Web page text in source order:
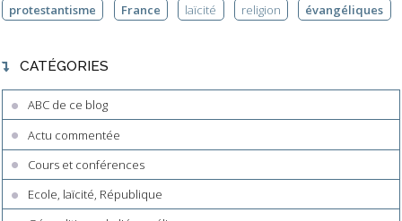
protestantisme
France laïcité religion évangéliques
CATÉGORIES
ABC de ce blog
Actu commentée
Cours et conférences
Ecole, laïcité, République